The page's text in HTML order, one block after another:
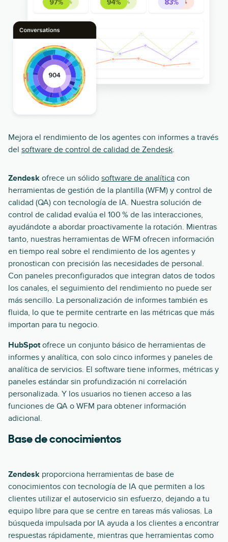
Mejora el rendimiento de los agentes con informes a través
del software de control de calidad de Zendesk.
Zendesk ofrece un sólido software de analítica con
herramientas de gestión de la plantilla (WFM) y control de
calidad (QA) con tecnología de IA. Nuestra solución de
control de calidad evalúa el 100 % de las interacciones,
ayudándote a abordar proactivamente la rotación. Mientras
tanto, nuestras herramientas de WFM ofrecen información
en tiempo real sobre el rendimiento de los agentes y
pronostican con precisión las necesidades de personal.
Con paneles preconfigurados que integran datos de todos
los canales, el seguimiento del rendimiento no puede ser
más sencillo. La personalización de informes también es
fluida, lo que te permite centrarte en las métricas que más
importan para tu negocio.
HubSpotofrece un conjunto básico de herramientas de
informes y analítica, con solo cinco informes y paneles de
analítica de servicios. El software tiene informes, métricas y
paneles estándar sin profundización ni correlación
personalizada. Y los usuarios no tienen acceso a las
funciones de QA o WFM para obtener información
adicional.
Base de conocimientos
Zendesk proporciona herramientas de base de
conocimientos con tecnología de IA que permiten a los
clientes utilizar el autoservicio sin esfuerzo, dejando a tu
equipo libre para que se centre en tareas más valiosas. La
búsqueda impulsada por IA ayuda a los clientes a encontrar
respuestas rápidamente, mientras que herramientas como